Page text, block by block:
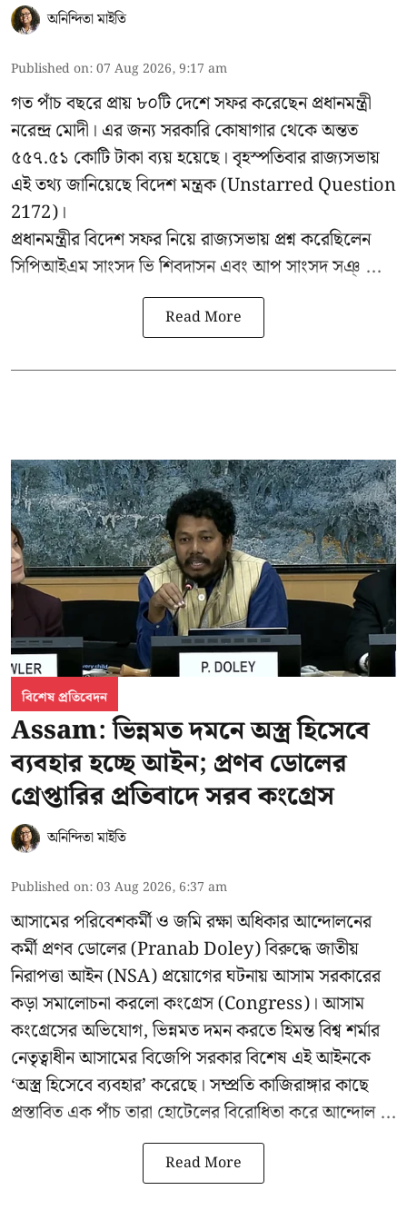
অনিন্দিতা মাইতি
Published on:07 Aug 2026, 9:17 am
গত পাঁচ বছরে প্রায় ৮০টি দেশে সফর করেছেন প্রধানমন্ত্রী
নরেন্দ্র মোদী। এর জন্য সরকারি কোষাগার থেকে অন্তত
৫৫৭.৫১ কোটি টাকা ব্যয় হয়েছে। বৃহস্পতিবাররাজ্যসভায়
এই তথ্য জানিয়েছে বিদেশ মন্ত্রক(Unstarred Question
2172)।
প্রধানমন্ত্রীর বিদেশ সফর নিয়ে রাজ্যসভায় প্রশ্ন করেছিলেন
সিপিআইএম সাংসদ ভি শিবদাসন এবং আপ সাংসদ সঞ্ ...
Read More
বিশেষ প্রতিবেদন
Assam: ভিন্নমত দমনে অস্ত্র হিসেবে
ব্যবহার হচ্ছে আইন; প্রণব ডোলের
গ্রেপ্তারির প্রতিবাদে সরব কংগ্রেস
অনিন্দিতা মাইতি
Published on:03 Aug 2026, 6:37 am
আসামের পরিবেশকর্মী ও জমি রক্ষা অধিকার আন্দোলনের
কর্মী প্রণব ডোলের (Pranab Doley) বিরুদ্ধে জাতীয়
নিরাপত্তা আইন (NSA) প্রয়োগের ঘটনায় আসাম সরকারের
কড়া সমালোচনা করলো কংগ্রেস (Congress)। আসাম
কংগ্রেসের অভিযোগ, ভিন্নমত দমন করতে হিমন্ত বিশ্ব শর্মার
নেতৃত্বাধীন আসামের বিজেপি সরকার বিশেষ এই আইনকে
‘অস্ত্র হিসেবে ব্যবহার’ করেছে। সম্প্রতি কাজিরাঙ্গার কাছে
প্রস্তাবিত এক পাঁচ তারা হোটেলের বিরোধিতা করে আন্দোল ...
Read More